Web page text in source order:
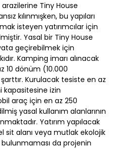
arazilerine Tiny House
kılınmışken, bu yapıları
isteyen yatırımcılar için
Yasal bir Tiny House
geçirebilmek için
Kamping imarı alınacak
10 dönüm (10.000
Kurulacak tesiste en az
izin
araç için en az 250
yasal kullanım alanlarının
Yatırım yapılacak
sit alanı veya mutlak ekolojik
bulunmaması da projenin